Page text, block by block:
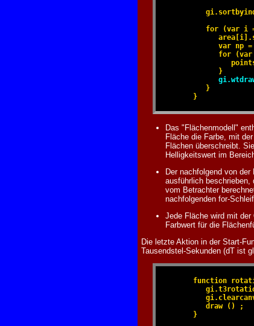
for (var i
var np
for
            }
         }
      }
Das "Flächenmodell"
Fläche die Farbe, mit
Flächen überschreibt.
Helligkeitswert im
Der nachfolgend von der
ausführlich beschrieben,
vom Betrachter
nachfolgenden for-
Jede Fläche wird mit der
Farbwert für die
Die letzte Aktion in der Start-
Tausendstel-Sekunden (dT ist
function
         draw () ;
      }